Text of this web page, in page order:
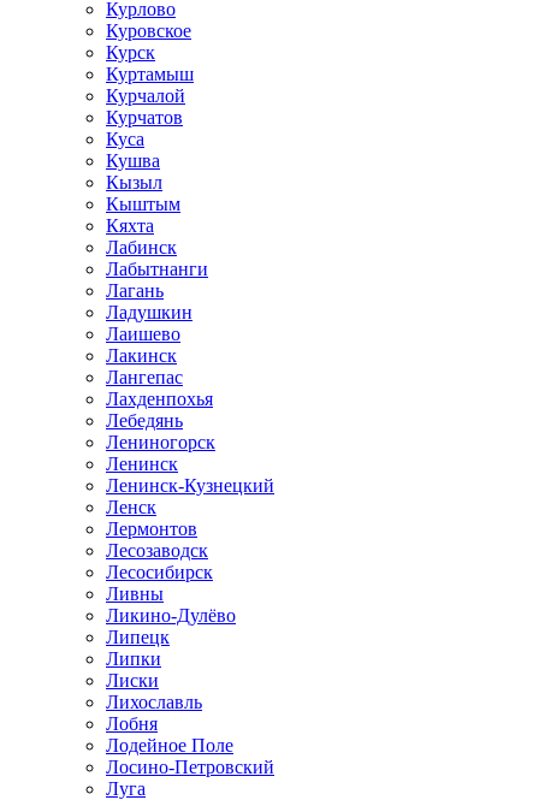
Курлово
Куровское
Курск
Куртамыш
Курчалой
Курчатов
Куса
Кушва
Кызыл
Кыштым
Кяхта
Лабинск
Лабытнанги
Лагань
Ладушкин
Лаишево
Лакинск
Лангепас
Лахденпохья
Лебедянь
Лениногорск
Ленинск
Ленинск-Кузнецкий
Ленск
Лермонтов
Лесозаводск
Лесосибирск
Ливны
Ликино-Дулёво
Липецк
Липки
Лиски
Лихославль
Лобня
Лодейное Поле
Лосино-Петровский
Луга